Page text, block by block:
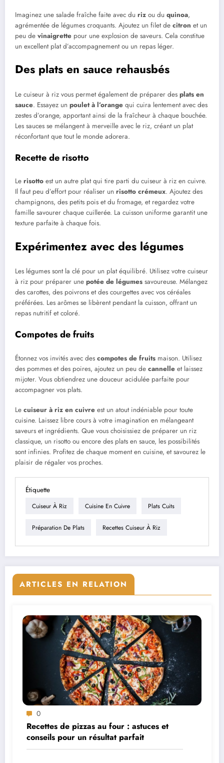
Imaginez une salade fraîche faite avec du riz ou du quinoa,
agrémentée de légumes croquants. Ajoutez un filet de citron et un
peu de vinaigrette pour une explosion de saveurs. Cela constitue
un excellent plat d’accompagnement ou un repas léger.
Des plats en sauce rehausbés
Le cuiseur à riz vous permet également de préparer des plats en
sauce. Essayez un poulet à l’orange qui cuira lentement avec des
zestes d’orange, apportant ainsi de la fraîcheur à chaque bouchée.
Les sauces se mélangent à merveille avec le riz, créant un plat
réconfortant que tout le monde adorera.
Recette de risotto
Le risotto est un autre plat qui tire parti du cuiseur à riz en cuivre.
Il faut peu d’effort pour réaliser un risotto crémeux. Ajoutez des
champignons, des petits pois et du fromage, et regardez votre
famille savourer chaque cuillerée. La cuisson uniforme garantit une
texture parfaite à chaque fois.
Expérimentez avec des légumes
Les légumes sont la clé pour un plat équilibré. Utilisez votre cuiseur
à riz pour préparer une potée de légumes savoureuse. Mélangez
des carottes, des poivrons et des courgettes avec vos céréales
préférées. Les arômes se libèrent pendant la cuisson, offrant un
repas nutritif et coloré.
Compotes de fruits
Étonnez vos invités avec des compotes de fruits maison. Utilisez
des pommes et des poires, ajoutez un peu de cannelle et laissez
mijoter. Vous obtiendrez une douceur acidulée parfaite pour
accompagner vos plats.
Le cuiseur à riz en cuivre est un atout indéniable pour toute
cuisine. Laissez libre cours à votre imagination en mélangeant
saveurs et ingrédients. Que vous choisissiez de préparer un riz
classique, un risotto ou encore des plats en sauce, les possibilités
sont infinies. Profitez de chaque moment en cuisine, et savourez le
plaisir de régaler vos proches.
Étiquette
Cuiseur À Riz Cuisine En Cuivre Plats Cuits
Préparation De Plats Recettes Cuiseur À Riz
ARTICLES EN RELATION
0
Recettes de pizzas au four : astuces et
conseils pour un résultat parfait